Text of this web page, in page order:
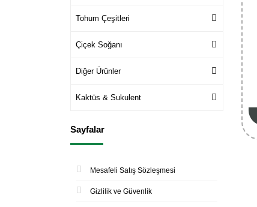
Tohum Çeşitleri
Çiçek Soğanı
Diğer Ürünler
Kaktüs & Sukulent
Sayfalar
Mesafeli Satış Sözleşmesi
Gizlilik ve Güvenlik